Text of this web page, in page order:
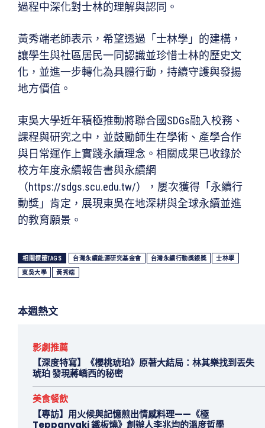
過程中深化對士林的理解與認同。
黃秀端老師表示，希望透過「士林學」的建構，
讓學生與社區居民一同認識並珍惜士林的歷史文
化，並進一步轉化為具體行動，持續守護與發揚
地方價值。
東吳大學近年積極推動將聯合國SDGs融入校務、
課程與研究之中，並鼓勵師生在學術、產學合作
與日常運作上實踐永續理念。相關成果已收錄於
校方年度永續報告書與永續網
（https://sdgs.scu.edu.tw/），屢次獲得「永續行
動獎」肯定，展現東吳在地深耕與全球永續並進
的教育願景。
相關標籤TAGS 台灣永續能源研究基金會 台灣永續行動獎銀獎 士林學
東吳大學 黃秀端
本週熱文
影劇推薦
【深度特寫】《櫻桃琥珀》原著大結局：林其樂找到丟失
琥珀 發現蔣嶠西的秘密
美食餐飲
【專訪】用火候與記憶煎出情感料理——《極
Teppanyaki 鐵板燒》創辦人李兆均的溫度哲學